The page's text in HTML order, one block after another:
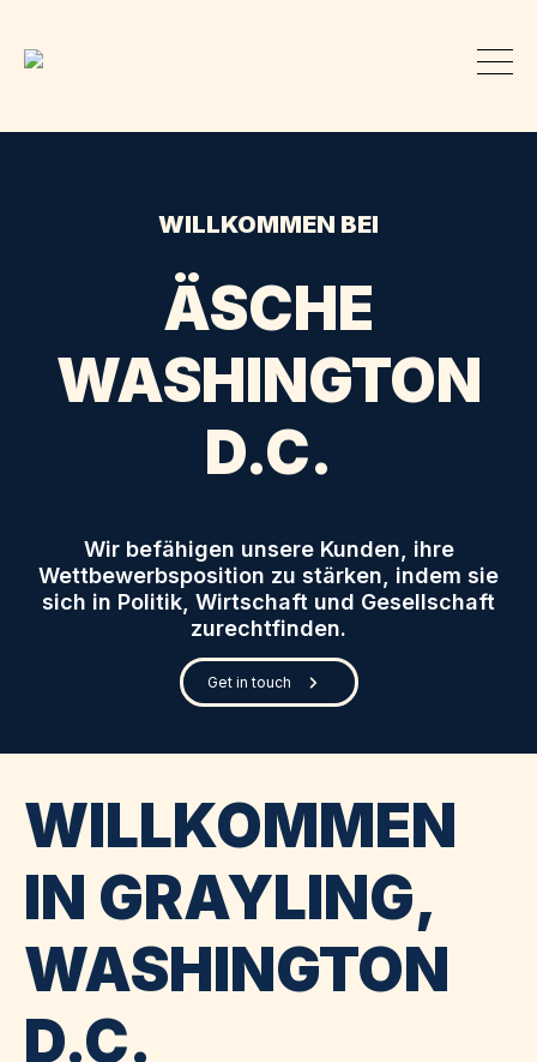
WILLKOMMEN BEI
ÄSCHE
WASHINGTON
D.C.
Wir befähigen unsere Kunden, ihre
Wettbewerbsposition zu stärken, indem sie
sich in Politik, Wirtschaft und Gesellschaft
zurechtfinden.
Get in touch
WILLKOMMEN
IN GRAYLING,
WASHINGTON
D.C.